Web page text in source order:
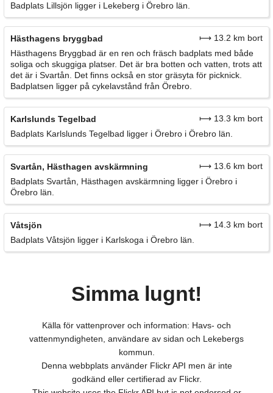
Badplats Lillsjön ligger i Lekeberg i Örebro län.
Hästhagens bryggbad
⟼ 13.2 km bort
Hästhagens Bryggbad är en ren och fräsch badplats med både
soliga och skuggiga platser. Det är bra botten och vatten, trots att
det är i Svartån. Det finns också en stor gräsyta för picknick.
Badplatsen ligger på cykelavstånd från Örebro.
Karlslunds Tegelbad
⟼ 13.3 km bort
Badplats Karlslunds Tegelbad ligger i Örebro i Örebro län.
Svartån, Hästhagen avskärmning
⟼ 13.6 km bort
Badplats Svartån, Hästhagen avskärmning ligger i Örebro i
Örebro län.
Våtsjön
⟼ 14.3 km bort
Badplats Våtsjön ligger i Karlskoga i Örebro län.
Simma lugnt!
Källa för vattenprover och information: Havs- och
vattenmyndigheten, användare av sidan och Lekebergs
kommun.
Denna webbplats använder Flickr API men är inte
godkänd eller certifierad av Flickr.